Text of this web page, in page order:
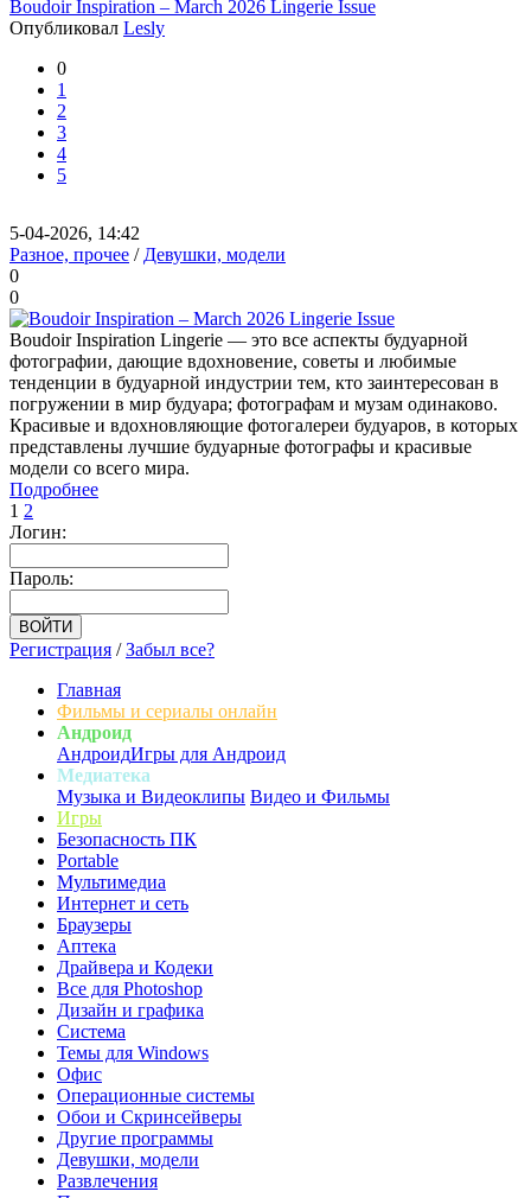
Boudoir Inspiration – March 2026 Lingerie Issue
Опубликовал Lesly
0
1
2
3
4
5
5-04-2026, 14:42
Разное, прочее / Девушки, модели
0
0
Boudoir Inspiration Lingerie — это все аспекты будуарной
фотографии, дающие вдохновение, советы и любимые
тенденции в будуарной индустрии тем, кто заинтересован в
погружении в мир будуара; фотографам и музам одинаково.
Красивые и вдохновляющие фотогалереи будуаров, в которых
представлены лучшие будуарные фотографы и красивые
модели со всего мира.
Подробнее
1 2
Логин:
Пароль:
Регистрация /Забыл все?
Главная
Фильмы и сериалы онлайн
Андроид
АндроидИгры для Андроид
Медиатека
Музыка и Видеоклипы Видео и Фильмы
Игры
Безопасность ПК
Portable
Мультимедиа
Интернет и сеть
Браузеры
Аптека
Драйвера и Кодеки
Все для Photoshop
Дизайн и графика
Система
Темы для Windows
Офис
Операционные системы
Обои и Скринсейверы
Другие программы
Девушки, модели
Развлечения